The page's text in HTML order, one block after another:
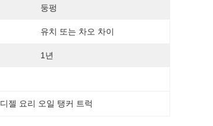
둥펑
유치 또는 차오 차이
1년
디젤 요리 오일 탱커 트럭